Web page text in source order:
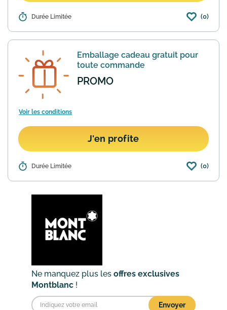
Détails : Passez commande pour plus de 50€
pour obtenir la livraison standard
automatiquement au panier.En savoir
plus
Durée Limitée (0)
Emballage cadeau gratuit pour
toute commande
PROMO
Voir les conditions
J'en profite
Détails : Pour tout achat effectué sur le site
En savoir plus
Durée Limitée (0)
Ne manquez plus les offres exclusives
Montblanc !
Envoyer